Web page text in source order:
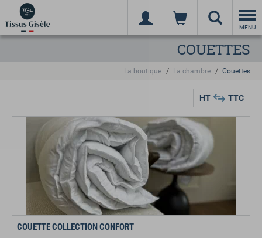
MENU
COUETTES
La boutique La chambre Couettes
HT TTC
COUETTE COLLECTION CONFORT